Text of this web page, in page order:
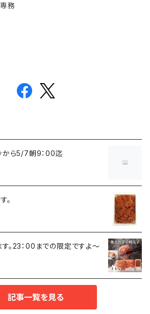
務
から5/7朝9：00迄
。
。23：00までの限定ですよ～
記事一覧を見る